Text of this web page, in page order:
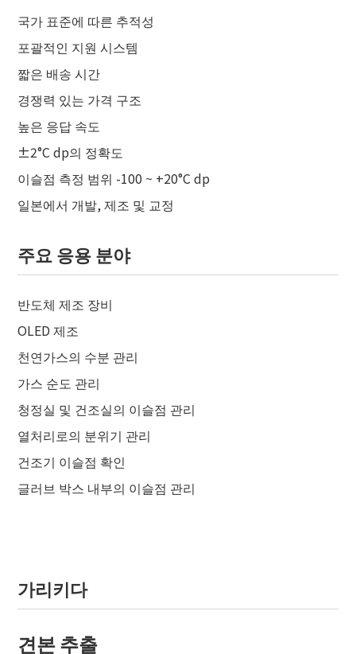
국가 표준에 따른 추적성
포괄적인 지원 시스템
짧은 배송 시간
경쟁력 있는 가격 구조
높은 응답 속도
±2°C dp의 정확도
이슬점 측정 범위 -100 ~ +20°C dp
일본에서 개발, 제조 및 교정
주요 응용 분야
반도체 제조 장비
OLED 제조
천연가스의 수분 관리
가스 순도 관리
청정실 및 건조실의 이슬점 관리
열처리로의 분위기 관리
건조기 이슬점 확인
글러브 박스 내부의 이슬점 관리
가리키다
견본 추출